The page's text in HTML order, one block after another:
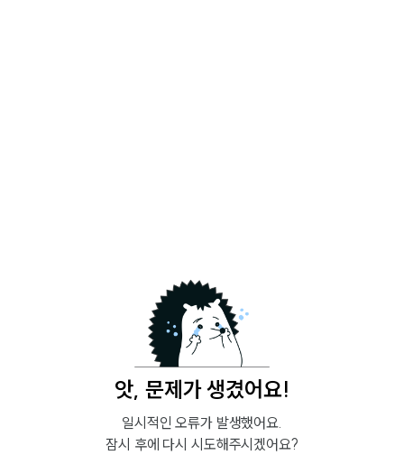
앗, 문제가 생겼어요!
일시적인 오류가 발생했어요.
잠시 후에 다시 시도해주시겠어요?